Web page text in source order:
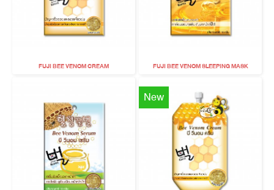
FUJI BEE VENOM CREAM FUJI BEE VENOM SLEEPING MASK
New